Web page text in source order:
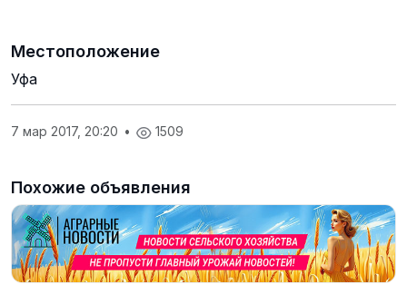
Местоположение
Уфа
7 мар 2017, 20:20 • 1509
Похожие объявления